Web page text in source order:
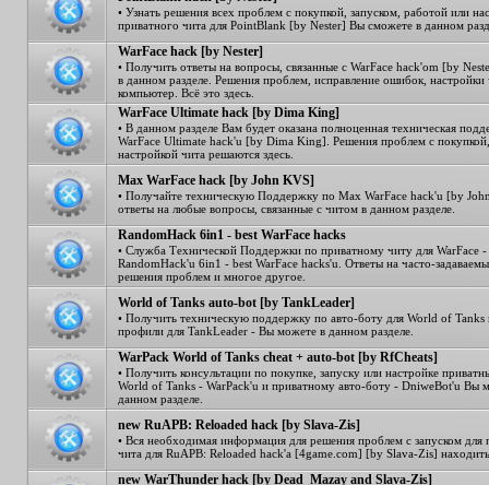
• Узнать решения всех проблем с покупкой, запуском, работой или
приватного чита для PointBlank [by Nester] Вы сможете в данном
WarFace hack [by Nester]
• Получить ответы на вопросы, связанные с WarFace hack'om [by
в данном разделе. Решения проблем, исправление ошибок,
компьютер. Всё это здесь.
WarFace Ultimate hack [by Dima King]
• В данном разделе Вам будет оказана полноценная техническая
WarFace Ultimate hack'u [by Dima King]. Решения проблем с
настройкой чита решаются здесь.
Max WarFace hack [by John KVS]
• Получайте техническую Поддержку по Max WarFace hack'u [by
ответы на любые вопросы, связанные с читом в данном разделе.
RandomHack 6in1 - best WarFace hacks
• Служба Технической Поддержки по приватному читу для WarFace -
RandomHack'u 6in1 - best WarFace hacks'u. Ответы на часто-
решения проблем и многое другое.
World of Tanks auto-bot [by TankLeader]
• Получить техническую поддержку по авто-боту для World of Tanks
профили для TankLeader - Вы можете в данном разделе.
WarPack World of Tanks cheat + auto-bot [by RfCheats]
• Получить консультации по покупке, запуску или настройке
World of Tanks - WarPack'u и приватному авто-боту - DniweBot'u Вы
данном разделе.
new RuAPB: Reloaded hack [by Slava-Zis]
• Вся необходимая информация для решения проблем с запуском для
чита для RuAPB: Reloaded hack'a [4game.com] [by Slava-Zis]
new WarThunder hack [by Dead_Mazay and Slava-Zis]